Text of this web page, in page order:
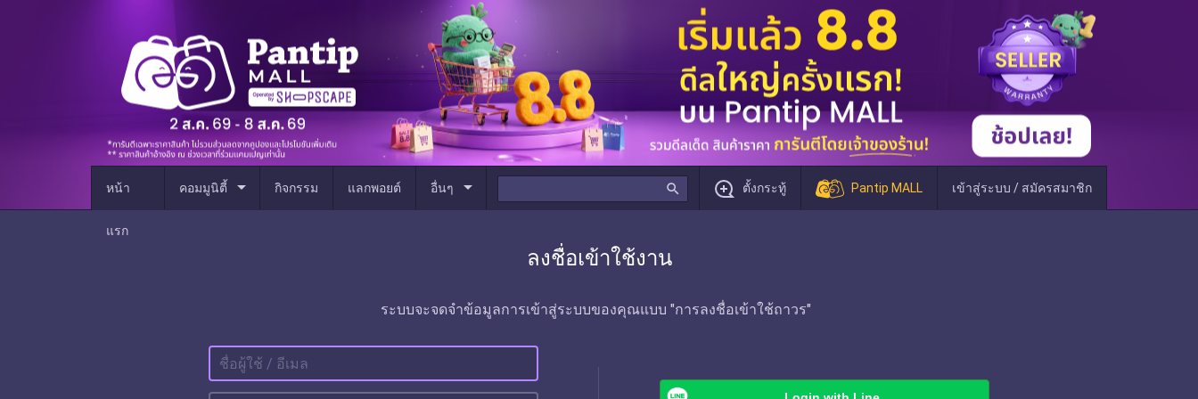
หน้า
แรก
คอมมูนิตี้ arrow_drop_down กิจกรรม แลกพอยต์ อื่นๆ arrow_drop_down search ตั้งกระทู้ Pantip MALL เข้าสู่ระบบ / สมัครสมาชิก
ลงชื่อเข้าใช้งาน
ระบบจะจดจำข้อมูลการเข้าสู่ระบบของคุณแบบ "การลงชื่อเข้าใช้ถาวร"